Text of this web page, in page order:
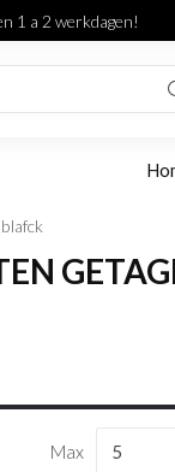
1 a 2 werkdagen!
blafck
Max